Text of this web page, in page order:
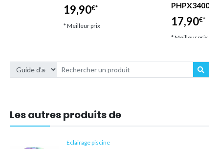
19,90€*
* Meilleur prix
PHPX34004
17,90€*
* Meilleur prix
Les autres produits de
Eclairage piscine